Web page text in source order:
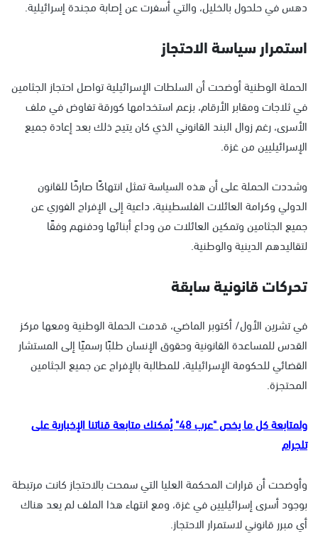
دهس في حلحول بالخليل، والتي أسفرت عن إصابة مجندة إسرائيلية.
استمرار سياسة الاحتجاز
الحملة الوطنية أوضحت أن السلطات الإسرائيلية تواصل احتجاز الجثامين
في ثلاجات ومقابر الأرقام، بزعم استخدامها كورقة تفاوض في ملف
الأسرى، رغم زوال البند القانوني الذي كان يتيح ذلك بعد إعادة جميع
الإسرائيليين من غزة.
وشددت الحملة على أن هذه السياسة تمثل انتهاكًا صارخًا للقانون
الدولي وكرامة العائلات الفلسطينية، داعية إلى الإفراج الفوري عن
جميع الجثامين وتمكين العائلات من وداع أبنائها ودفنهم وفقًا
لتقاليدهم الدينية والوطنية.
تحركات قانونية سابقة
في تشرين الأول/ أكتوبر الماضي، قدمت الحملة الوطنية ومعها مركز
القدس للمساعدة القانونية وحقوق الإنسان طلبًا رسميًا إلى المستشار
القضائي للحكومة الإسرائيلية، للمطالبة بالإفراج عن جميع الجثامين
المحتجزة.
ولمتابعة كل ما يخص "عرب 48" يُمكنك متابعة قناتنا الإخبارية على
تلجرام
وأوضحت أن قرارات المحكمة العليا التي سمحت بالاحتجاز كانت مرتبطة
بوجود أسرى إسرائيليين في غزة، ومع انتهاء هذا الملف لم يعد هناك
أي مبرر قانوني لاستمرار الاحتجاز.